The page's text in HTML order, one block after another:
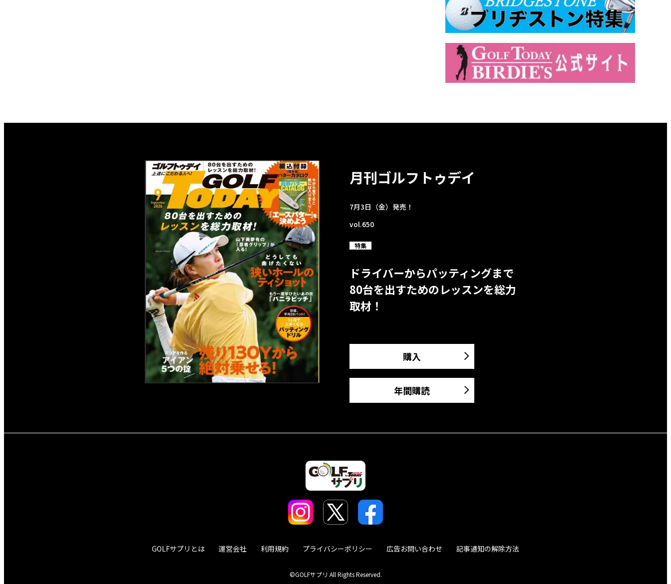
月刊ゴルフトゥデイ
7月3日（金）発売！
vol.650
特集
ドライバーからパッティングまで
80台を出すためのレッスンを総力
取材！
購入
年間購読
GOLFサプリとは 運営会社 利用規約 プライバシーポリシー 広告お問い合わせ 記事通知の解除方法
©GOLFサプリ All Rights Reserved.